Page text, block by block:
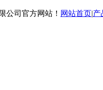
公司官方网站！ 网站首页|产